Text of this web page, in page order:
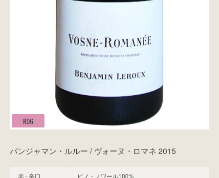
R06
バンジャマン・ルルー / ヴォーヌ・ロマネ 2015
赤 - 辛口 ピノ・ノワール100%